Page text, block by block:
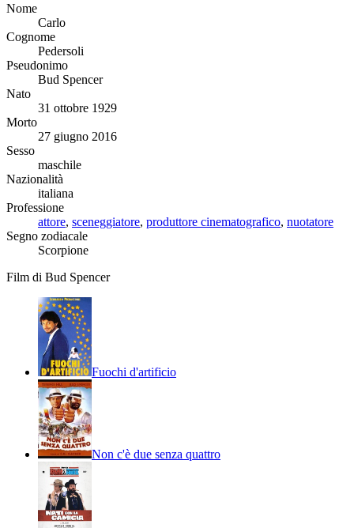
Nome
Carlo
Cognome
Pedersoli
Pseudonimo
Bud Spencer
Nato
31 ottobre 1929
Morto
27 giugno 2016
Sesso
maschile
Nazionalità
italiana
Professione
attore, sceneggiatore, produttore cinematografico, nuotatore
Segno zodiacale
Scorpione
Film di Bud Spencer
Fuochi d'artificio
Non c'è due senza quattro